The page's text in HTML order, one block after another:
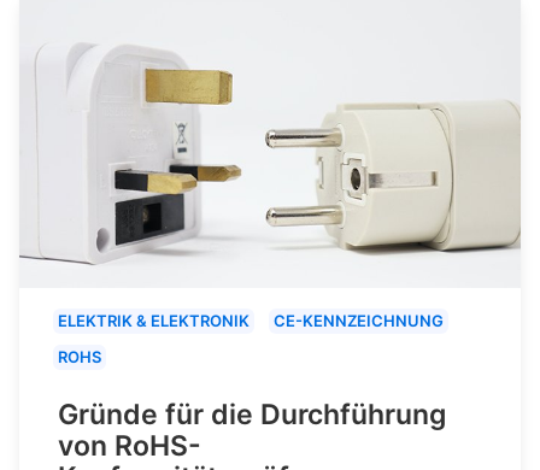
ELEKTRIK & ELEKTRONIK
CE-KENNZEICHNUNG
ROHS
Gründe für die Durchführung
von RoHS-